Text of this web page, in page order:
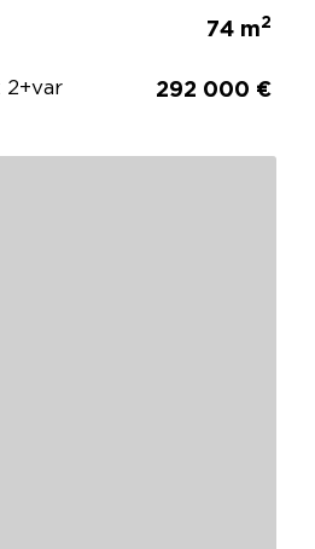
74 m2
2+var 292 000 €